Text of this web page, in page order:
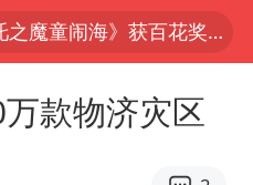
《哪吒之魔童闹海》获百花奖最佳影片奖
完整获奖名单公布
款物济灾区